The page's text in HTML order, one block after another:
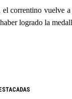
el correntino vuelve
logrado la